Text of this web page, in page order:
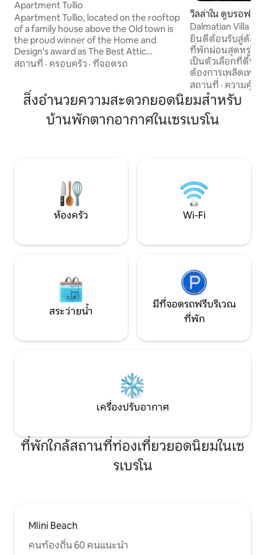
Apartment Tullio
Apartment Tullio, located on the rooftop
of a family house above the Old town is
the proud winner of the Home and
Design's award as The Best Attic
Apartment in Croatia for 2017. เราภูมิใจใน
ที่เรารวมวิสัยทัศน์และเปลวไฟตกแต่งของ
เราเข้าด้วยกันโดยไม่มีความช่วยเหลือจาก
มืออาชีพในการออกแบบที่พักของเรา ขอให้
สถานที่ · ครอบครัว · ที่จอดรถ
วิลล่าใน ดูบรอฟนิก
Dalmatian Villa
เอ็กซ์คลูซีฟ
ยินดีต้อนรับสู่ดัลเม
ที่พักผ่อนสุดหรูในดู
เป็นตัวเลือกที่ดีที่
ต้องการเพลิดเพลิ
กับทำเลที่ยอดเยี่
ไม่เหมือนใคร
ในหมู่บ้าน
เหนือชายฝั่งทะเล
งามและได้รับการ
สถานที่ · ความคุ้ม
สิ่งอำนวยความสะดวกยอดนิยมสำหรับ
บ้านพักตากอากาศในเซรเบรโน
ห้องครัว Wi-Fi
สระว่ายน้ำ
มีที่จอดรถฟรีบริเวณ
ที่พัก
เครื่องปรับอากาศ
ที่พักใกล้สถานที่ท่องเที่ยวยอดนิยมในเซ
รเบรโน
Mlini Beach
คนท้องถิ่น 60 คนแนะนำ